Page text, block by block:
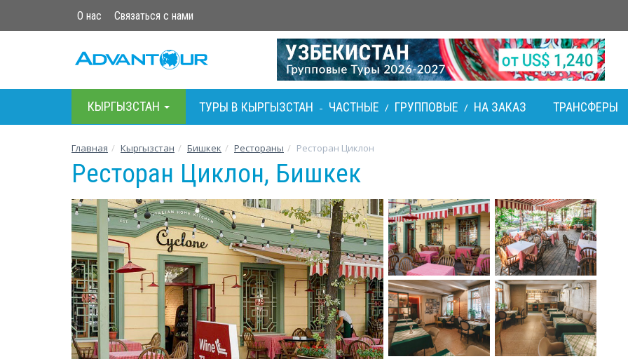
О нас Связаться с нами
КЫРГЫЗСТАН ТУРЫ В КЫРГЫЗСТАН - ЧАСТНЫЕ / ГРУППОВЫЕ / НА ЗАКАЗ ТРАНСФЕРЫ
Главная Кыргызстан Бишкек Рестораны Ресторан Циклон
Ресторан Циклон, Бишкек